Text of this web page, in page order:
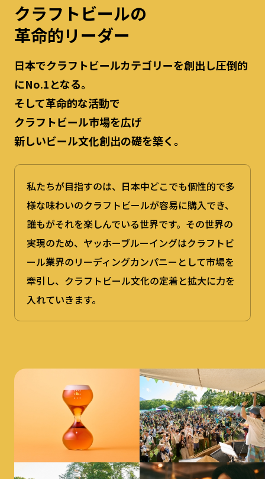
クラフトビールの
革命的リーダー
日本でクラフトビールカテゴリーを創出し圧倒的
にNo.1となる。
そして革命的な活動で
クラフトビール市場を広げ
新しいビール文化創出の礎を築く。
私たちが目指すのは、日本中どこでも個性的で多
様な味わいのクラフトビールが容易に購入でき、
誰もがそれを楽しんでいる世界です。その世界の
実現のため、ヤッホーブルーイングはクラフトビ
ール業界のリーディングカンパニーとして市場を
牽引し、クラフトビール文化の定着と拡大に力を
入れていきます。